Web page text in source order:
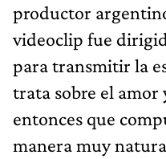
productor
videoclip fue
para transmitir la
trata sobre el amor
entonces que
manera muy